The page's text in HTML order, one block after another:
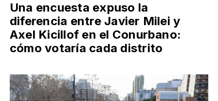
Una encuesta expuso la
diferencia entre Javier Milei y
Axel Kicillof en el Conurbano:
cómo votaría cada distrito